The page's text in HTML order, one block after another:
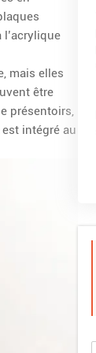
mais elles
être
présentoirs,
intégré au